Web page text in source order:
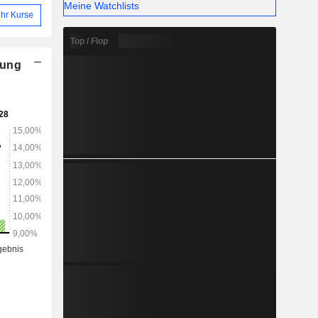
Kurse
Meine Watchlists
Top / Flop